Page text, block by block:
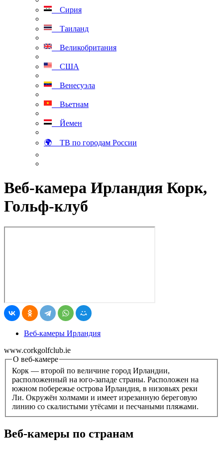
Сирия
Таиланд
Великобритания
США
Венесуэла
Вьетнам
Йемен
🌍 ТВ по городам России
Веб-камера Ирландия Корк,
Гольф-клуб
Веб-камеры Ирландия
www.corkgolfclub.ie
О веб-камере
Корк — второй по величине город Ирландии,
расположенный на юго-западе страны. Расположен на
южном побережье острова Ирландия, в низовьях реки
Ли. Окружён холмами и имеет изрезанную береговую
линию со скалистыми утёсами и песчаными пляжами.
Веб-камеры по странам